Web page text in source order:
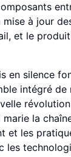
à jour
et le
en silence
intégré de
la
et les
les